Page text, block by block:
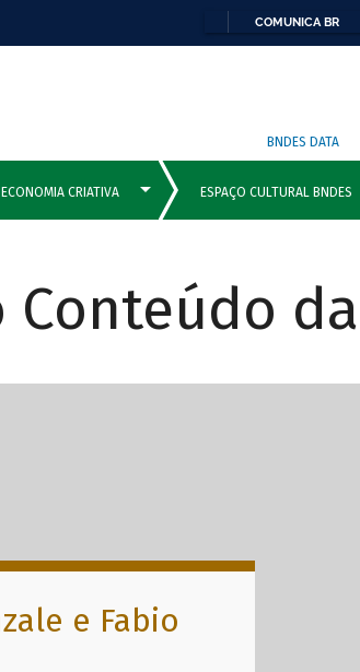
COMUNICA BR
BNDES DATA
e Fabio